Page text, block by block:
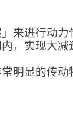
来进行动
，实现大减
明显的传动